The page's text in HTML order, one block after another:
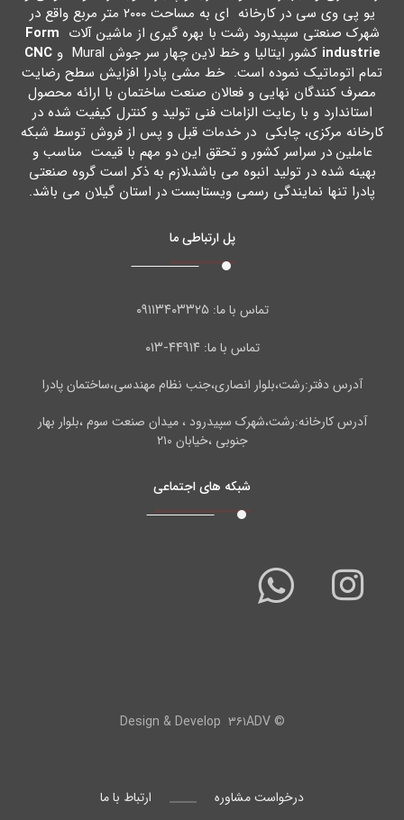
یو پی وي سی در کارخانه اي به مساحت ۲۰۰۰ متر مربع واقع در
شهرك صنعتی سپیدرود رشت با بهره گیري از ماشین آلات Form
industrie کشور ایتالیا و خط لاین چهار سر جوش Mural و
CNC
تمام اتوماتیک نموده است. خط مشی پادرا افزایش سطح رضایت
مصرف کنندگان نهایی و فعالان صنعت ساختمان با ارائه محصول
استاندارد و با رعایت الزامات فنی تولید و کنترل کیفیت شده در
کارخانه مرکزي، چابکی در خدمات قبل و پس از فروش توسط شبکه
عاملین در سراسر کشور و تحقق این دو مهم با قیمت مناسب و
بهینه شده در تولید انبوه می باشد،لازم به ذکر است گروه صنعتی
پادرا تنها نمایندگی رسمی ویستابست در استان گیلان می باشد.
پل ارتباطی ما
تماس با ما:۰۹۱۱۳۴۰۳۳۲۵
تماس با ما: ۴۴۹۱۴-۰۱۳
آدرس دفتر:رشت،بلوار انصاری،جنب نظام مهندسی،ساختمان پادرا
آدرس کارخانه:رشت،شهرک سپیدرود ، میدان صنعت سوم ،بلوار بهار
جنوبی ،خیابان ۲۱۰
شبکه های اجتماعی
© Design & Develop۳۶۱ADV
ارتباط با ما درخواست مشاوره